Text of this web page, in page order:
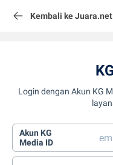
Kembali ke Juara.net
Login dengan Akun KG
Akun KG
Media ID